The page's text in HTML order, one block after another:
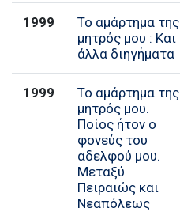
1999
Το αμάρτημα της
μητρός μου : Και
άλλα διηγήματα
1999
Το αμάρτημα της
μητρός μου.
Ποίος ήτον ο
φονεύς του
αδελφού μου.
Μεταξύ
Πειραιώς και
Νεαπόλεως